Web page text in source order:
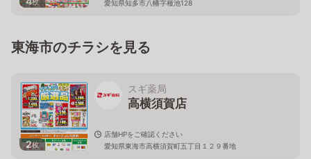
愛知県知多市八幡字種池128
東海市のチラシを見る
2枚
スギ薬局
高横須賀店
店舗HPをご確認ください
愛知県東海市高横須賀町五丁目１２９番地